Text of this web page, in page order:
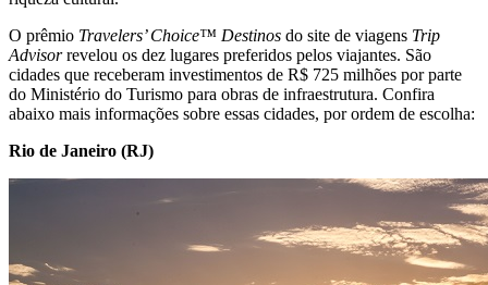
O prêmio Travelers’ Choice™ Destinos do site de viagens Trip
Advisorrevelou os dez lugares preferidos pelos viajantes. São
cidades que receberam investimentos de R$ 725 milhões por parte
do Ministério do Turismo para obras de infraestrutura. Confira
abaixo mais informações sobre essas cidades, por ordem de escolha:
Rio de Janeiro (RJ)